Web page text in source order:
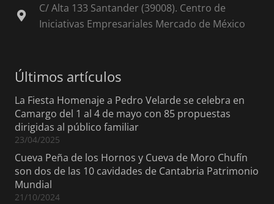
C/ Alta 133 Santander (39008). Centro de
Iniciativas Empresariales Mercado de México
Últimos artículos
La Fiesta Homenaje a Pedro Velarde se celebra en
Camargo del 1 al 4 de mayo con 85 propuestas
dirigidas al público familiar
23/04/2025
Cueva Peña de los Hornos y Cueva de Moro Chufín
son dos de las 10 cavidades de Cantabria Patrimonio
Mundial
21/10/2024